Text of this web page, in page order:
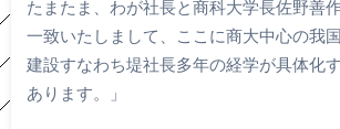
たまたま、わが社長と商科大学長佐野善
一致いたしまして、ここに商大中心の我
建設すなわち堤社長多年の経学が具体化
あります。」